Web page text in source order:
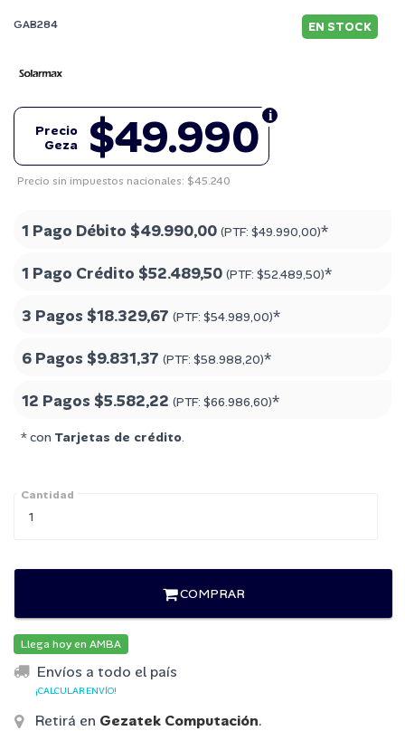
GAB284 EN STOCK
$49.990
Precio
Geza
Precio sin impuestos nacionales: $45.240
1 Pago Débito $49.990,00 (PTF: $49.990,00)*
1 Pago Crédito $52.489,50 (PTF: $52.489,50)*
3 Pagos $18.329,67 (PTF: $54.989,00)*
6 Pagos $9.831,37 (PTF: $58.988,20)*
12 Pagos $5.582,22 (PTF: $66.986,60)*
* con Tarjetas de crédito.
Cantidad
COMPRAR
Llega hoy en AMBA
Envíos a todo el país
¡CALCULAR ENVÍO!
Retirá en Gezatek Computación.